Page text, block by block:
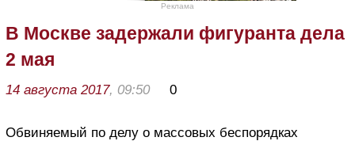
Реклама
В Москве задержали фигуранта дела
2 мая
14 августа 2017, 09:50 0
Обвиняемый по делу о массовых беспорядках